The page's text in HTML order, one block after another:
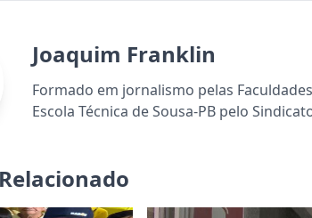
Joaquim Franklin
Formado em jornalismo pelas
Escola Técnica de Sousa-PB pelo